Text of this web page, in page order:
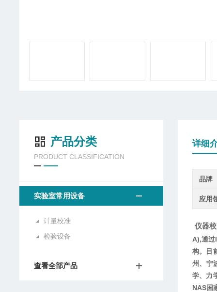
详细
品牌
应用
仪器
A),通过
构。目
州、宁
学、力
NAS国
产品分类
PRODUCT CLASSIFICATION
实验室常用设备
计量校准
检验设备
查看全部产品